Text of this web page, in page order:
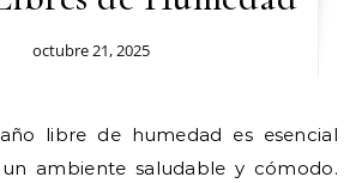
octubre 21, 2025
libre de humedad es esencial
ambiente saludable y cómodo.